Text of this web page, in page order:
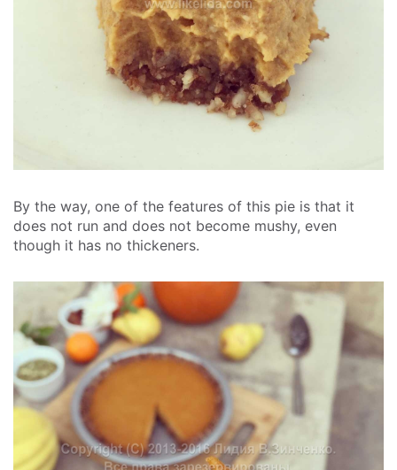
By the way, one of the features of this pie is that it
does not run and does not become mushy, even
though it has no thickeners.